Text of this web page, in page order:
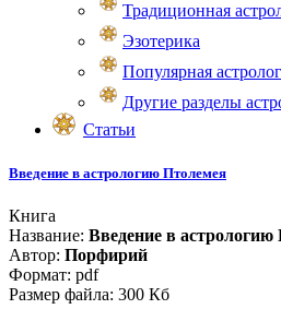
Традиционная
Эзотерика
Популярная
Другие разделы
Статьи
Введение в астрологию Птолемея
Книга
Название: Введение в астрологию
Автор: Порфирий
Формат: pdf
Размер файла: 300 Кб